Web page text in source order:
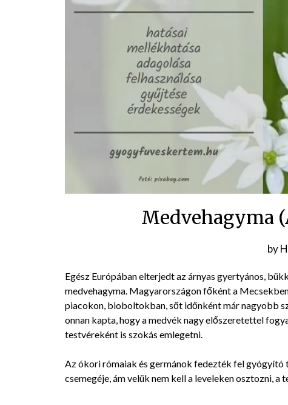
Medvehagyma
01-
12
by
Egész Európában elterjedt az árnyas gyertyános,
medvehagyma. Magyarországon főként a
piacokon, bioboltokban, sőt időnként már nagyobb
onnan kapta, hogy a medvék nagy előszeretettel
testvéreként is szokás emlegetni.
Az ókori rómaiak és germánok fedezték fel gyógyító
csemegéje, ám velük nem kell a leveleken osztozni,